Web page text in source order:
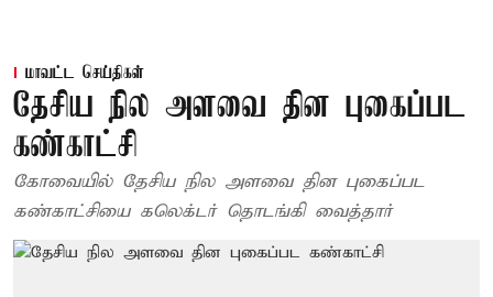
மாவட்ட செய்திகள்
தேசிய நில அளவை தின புகைப்பட
கண்காட்சி
கோவையில் தேசிய நில அளவை தின புகைப்பட
கண்காட்சியை கலெக்டர் தொடங்கி வைத்தார்